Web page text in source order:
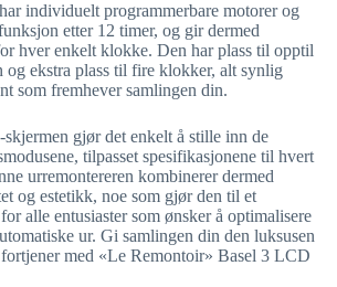
individuelt programmerbare motorer og
etter 12 timer, og gir dermed
hver enkelt klokke. Den har plass til opptil
og ekstra plass til fire klokker, alt synlig
som fremhever samlingen din.
gjør det enkelt å stille inn de
tilpasset spesifikasjonene til hvert
urremontereren kombinerer dermed
og estetikk, noe som gjør den til et
alle entusiaster som ønsker å optimalisere
ur. Gi samlingen din den luksusen
med «Le Remontoir» Basel 3 LCD